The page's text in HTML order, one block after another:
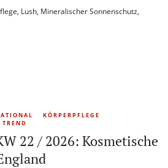
, Lush, Mineralischer Sonnenschutz,
KÖRPERPFLEGE
TREND
22 / 2026: Kosmetische